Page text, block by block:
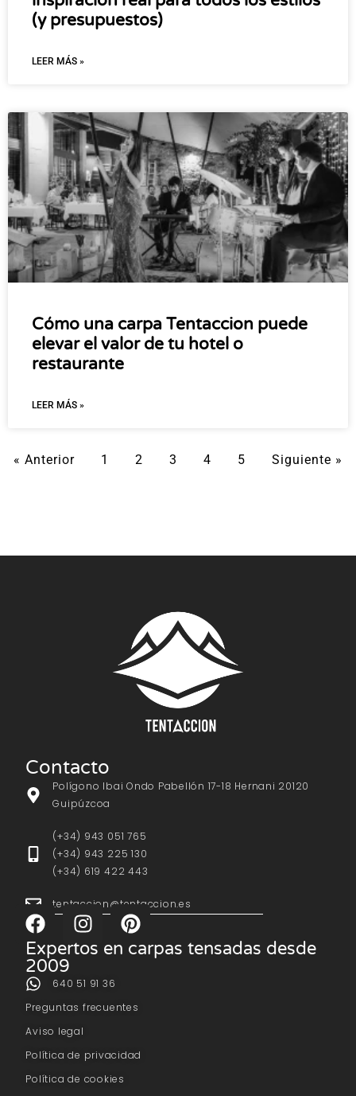
(y presupuestos)
LEER MÁS »
Cómo una carpa Tentaccion puede
elevar el valor de tu hotel o
restaurante
LEER MÁS »
« Anterior 1 2 3 4 5 Siguiente »
Contacto
Polígono Ibai Ondo Pabellón 17-18 Hernani 20120
Guipúzcoa
(+34) 943 051 765
(+34) 943 225 130
(+34) 619 422 443
tentaccion@tentaccion.es
Expertos en carpas tensadas desde
2009
640 51 91 36
Preguntas frecuentes
Aviso legal
Política de privacidad
Política de cookies